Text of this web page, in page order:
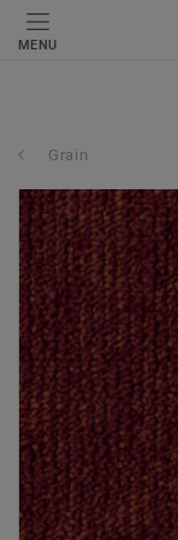
MENU
Grain